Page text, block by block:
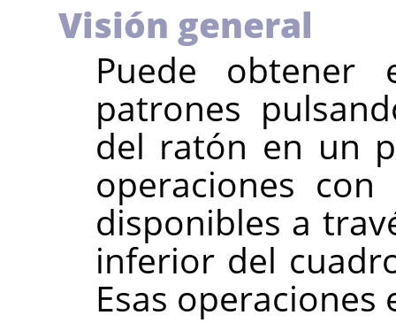
Visión general
Puede obtener
patrones
del ratón en un
operaciones
disponibles a
inferior del
Esas